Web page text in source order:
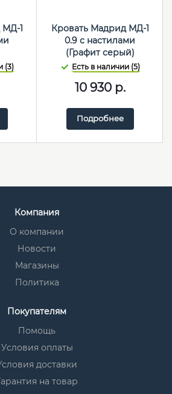
МД-1
(3)
Кровать Мадрид МД-1
0.9 с настилами
(Графит серый)
Есть в наличии (5)
10 930р.
Подробнее
Компания
О компании
Новости
Магазины
Политика
Покупателям
Помощь
Условия оплаты
доставки
на товар